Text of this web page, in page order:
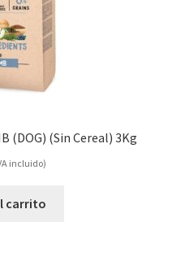
(DOG) (Sin Cereal) 3Kg
incluido)
carrito